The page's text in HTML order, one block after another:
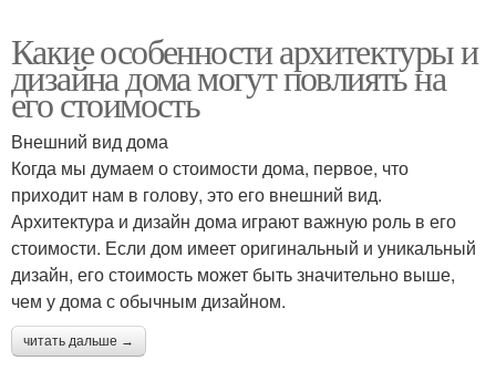
Какие особенности архитектуры и
дизайна дома могут повлиять на
его стоимость
Внешний вид дома
Когда мы думаем о стоимости дома, первое, что
приходит нам в голову, это его внешний вид.
Архитектура и дизайн дома играют важную роль в его
стоимости. Если дом имеет оригинальный и уникальный
дизайн, его стоимость может быть значительно выше,
чем у дома с обычным дизайном.
читать дальше →